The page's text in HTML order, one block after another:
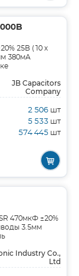
25В (10 х
380мА
JB Capacitors
Company
2 506 шт
5 533 шт
574 445 шт
470мкФ ±20%
3.5мм
Industry Co.,
Ltd